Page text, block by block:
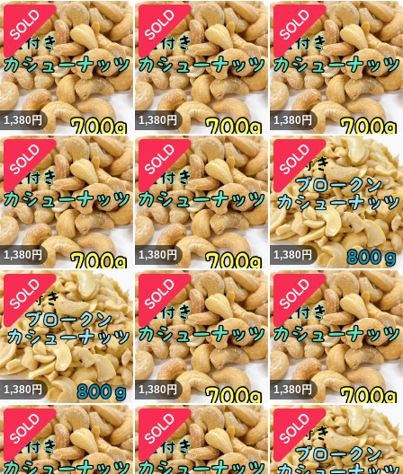
1,380円 1,380円 1,380円
1,380円 1,380円 1,380円
1,380円 1,380円 1,380円